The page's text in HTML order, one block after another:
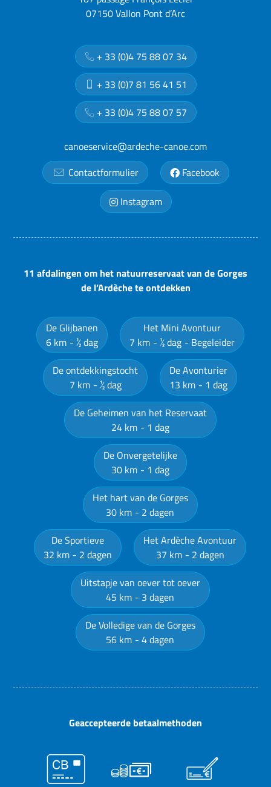
07150 Vallon Pont d’Arc
+ 33 (0)4 75 88 07 34
+ 33 (0)7 81 56 41 51
+ 33 (0)4 75 88 07 57
canoeservice@ardeche-canoe.com
Contactformulier
Facebook
Instagram
11 afdalingen om het natuurreservaat van de Gorges
de l’Ardèche te ontdekken
De Glijbanen
6 km
½ dag
Het Mini Avontuur
7 km
½ dag
Begeleider
De ontdekkingstocht
7 km
½ dag
De Avonturier
13 km
1 dag
De Geheimen van het Reservaat
24 km
1 dag
De Onvergetelijke
30 km
1 dag
Het hart van de Gorges
30 km
2 dagen
De Sportieve
32 km
2 dagen
Het Ardèche Avontuur
37 km
2 dagen
Uitstapje van oever tot oever
45 km
3 dagen
De Volledige van de Gorges
56 km
4 dagen
Geaccepteerde betaalmethoden